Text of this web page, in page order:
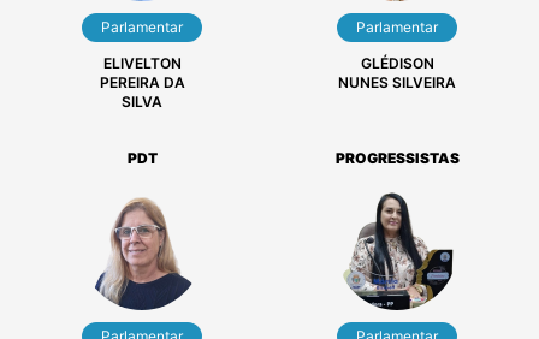
ELISA KUBIAKI
BIASIBETTI
CRISTIANE
SILVA DA
SILVEIRA SOUZA
UNIÃO
Parlamentar
ELIVELTON
PEREIRA DA
Parlamentar
GLÉDISON
NUNES SILVEIRA